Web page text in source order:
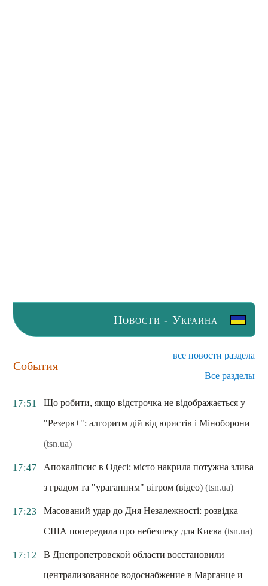
Новости - Украина
События
все новости раздела
Все разделы
17:51
Що робити, якщо відстрочка не відображається у
"Резерв+": алгоритм дій від юристів і Міноборони
(tsn.ua)
17:47
Апокаліпсис в Одесі: місто накрила потужна злива
з градом та "ураганним" вітром (відео) (tsn.ua)
17:23
Масований удар до Дня Незалежності: розвідка
США попередила про небезпеку для Києва (tsn.ua)
17:12
В Днепропетровской области восстановили
централизованное водоснабжение в Марганце и